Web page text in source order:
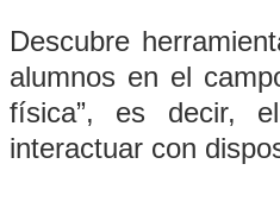
Descubre
alumnos en el
física”, es decir,
interactuar con